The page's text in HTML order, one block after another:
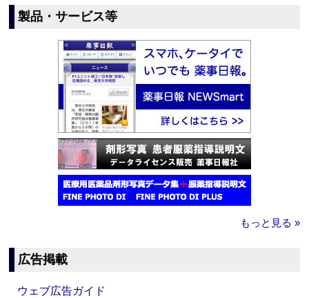
製品・サービス等
もっと見る »
広告掲載
ウェブ広告ガイド